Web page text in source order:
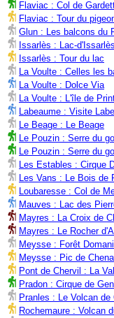
Flaviac : Col de
Flaviac : Tour du
Glun : Les balcons du
Issarlès : Lac-d'Issarlès
Issarlès : Tour du lac
La Voulte : Celles les
La Voulte : Dolce Via
La Voulte : L'île de
Labeaume : Visite
Le Beage : Le Beage
Le Pouzin : Serre du
Le Pouzin : Serre du
Les Estables : Cirque
Les Vans : Le Bois de
Loubaresse : Col de
Mauves : Lac des
Mayres : La Croix de
Mayres : Le Rocher
Meysse : Forêt
Meysse : Pic de
Pont de Chervil : La
Pradon : Cirque de
Pranles : Le Volcan de
Rochemaure : Volcan